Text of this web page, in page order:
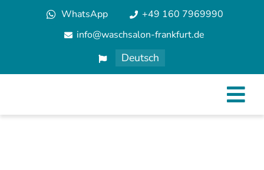
WhatsApp
+49 160 7969990
info@waschsalon-frankfurt.de
Deutsch